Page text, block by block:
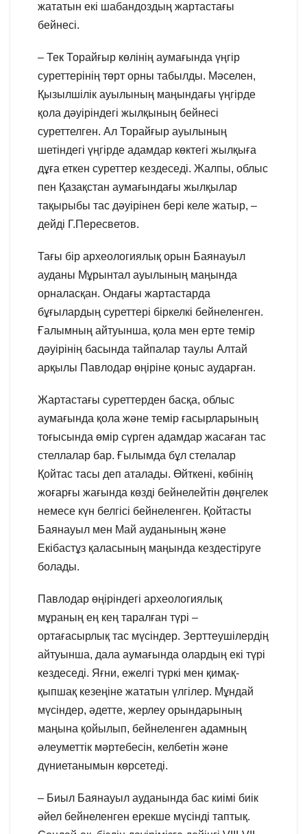
жататын екі шабандоздың жартастағы
бейнесі.
– Тек Торайғыр көлінің аумағында үңгір
суреттерінің төрт орны табылды. Мәселен,
Қызылшілік ауылының маңындағы үңгірде
қола дәуіріндегі жылқының бейнесі
суреттелген. Ал Торайғыр ауылының
шетіндегі үңгірде адамдар көктегі жылқыға
дұға еткен суреттер кездеседі. Жалпы, облыс
пен Қазақстан аумағындағы жылқылар
тақырыбы тас дәуірінен бері келе жатыр, –
дейді Г.Пересветов.
Тағы бір археологиялық орын Баянауыл
ауданы Мұрынтал ауылының маңында
орналасқан. Ондағы жартастарда
бұғылардың суреттері біркелкі бейнеленген.
Ғалымның айтуынша, қола мен ерте темір
дәуірінің басында тайпалар таулы Алтай
арқылы Павлодар өңіріне қоныс аударған.
Жартастағы суреттерден басқа, облыс
аумағында қола және темір ғасырларының
тоғысында өмір сүрген адамдар жасаған тас
стеллалар бар. Ғылымда бұл стелалар
Қойтас тасы деп аталады. Өйткені, көбінің
жоғарғы жағында көзді бейнелейтін дөңгелек
немесе күн белгісі бейнеленген. Қойтасты
Баянауыл мен Май ауданының және
Екібастұз қаласының маңында кездестіруге
болады.
Павлодар өңіріндегі археологиялық
мұраның ең кең таралған түрі –
ортағасырлық тас мүсіндер. Зерттеушілердің
айтуынша, дала аумағында олардың екі түрі
кездеседі. Яғни, ежелгі түркі мен қимақ-
қыпшақ кезеңіне жататын үлгілер. Мұндай
мүсіндер, әдетте, жерлеу орындарының
маңына қойылып, бейнеленген адамның
әлеуметтік мәртебесін, келбетін және
дүниетанымын көрсетеді.
– Биыл Баянауыл ауданында бас киімі биік
әйел бейнеленген ерекше мүсінді таптық.